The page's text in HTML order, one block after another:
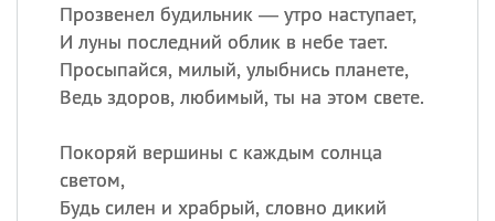
Прозвенел будильник — утро наступает,
И луны последний облик в небе тает.
Просыпайся, милый, улыбнись планете,
Ведь здоров, любимый, ты на этом свете.
Покоряй вершины с каждым солнца
светом,
Будь силен и храбрый, словно дикий